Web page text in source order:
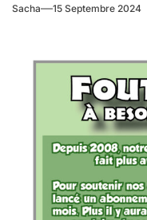
Sacha 15 Septembre 2024